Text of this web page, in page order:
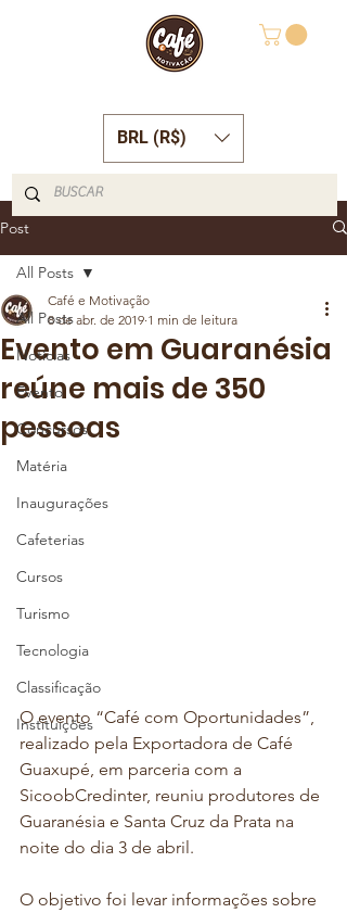
BRL (R$)
Post
All Posts
Notícias
Evento
Concursos
Matéria
Inaugurações
Cafeterias
Cursos
Turismo
Tecnologia
Classificação
Instituições
All Posts
Evento em Guaranésia
reúne mais de 350
pessoas
Café e Motivação
8 de abr. de 2019 1 min de leitura
O evento “Café com Oportunidades”,
realizado pela Exportadora de Café
Guaxupé, em parceria com a
SicoobCredinter, reuniu produtores de
Guaranésia e Santa Cruz da Prata na
noite do dia 3 de abril.
O objetivo foi levar informações sobre